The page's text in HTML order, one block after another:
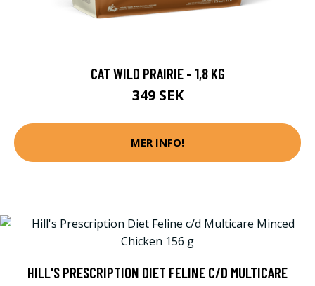
CAT WILD PRAIRIE - 1,8 KG
349 SEK
MER INFO!
HILL'S PRESCRIPTION DIET FELINE C/D MULTICARE